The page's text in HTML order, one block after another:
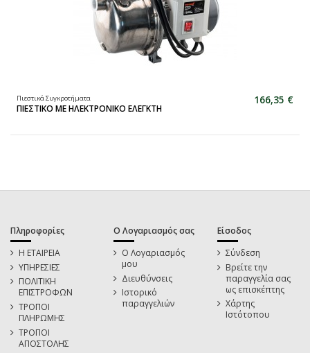
Πιεστικά Συγκροτήματα
ΠΙΕΣΤΙΚΟ ΜΕ ΗΛΕΚΤΡΟΝΙΚΟ ΕΛΕΓΚΤΗ
166,35 €
Πληροφορίες
Η ΕΤΑΙΡΕΙΑ
ΥΠΗΡΕΣΙΕΣ
ΠΟΛΙΤΙΚΗ
ΕΠΙΣΤΡΟΦΩΝ
ΤΡΟΠΟΙ
ΠΛΗΡΩΜΗΣ
ΤΡΟΠΟΙ
ΑΠΟΣΤΟΛΗΣ
Ο Λογαριασμός σας
Ο Λογαριασμός
μου
Διευθύνσεις
Ιστορικό
παραγγελιών
Είσοδος
Σύνδεση
Βρείτε την
παραγγελία σας
ως επισκέπτης
Χάρτης
Ιστότοπου